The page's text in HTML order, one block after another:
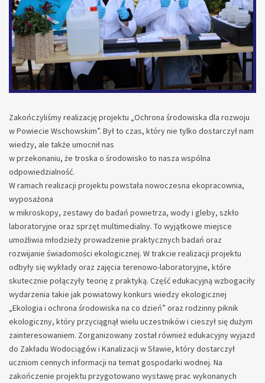
Zakończyliśmy realizację projektu „Ochrona środowiska dla rozwoju
w Powiecie Wschowskim”. Był to czas, który nie tylko dostarczył nam
wiedzy, ale także umocnił nas
w przekonaniu, że troska o środowisko to nasza wspólna
odpowiedzialność.
W ramach realizacji projektu powstała nowoczesna ekopracownia,
wyposażona
w mikroskopy, zestawy do badań powietrza, wody i gleby, szkło
laboratoryjne oraz sprzęt multimedialny. To wyjątkowe miejsce
umożliwia młodzieży prowadzenie praktycznych badań oraz
rozwijanie świadomości ekologicznej. W trakcie realizacji projektu
odbyły się wykłady oraz zajęcia terenowo-laboratoryjne, które
skutecznie połączyły teorię z praktyką. Część edukacyjną wzbogaciły
wydarzenia takie jak powiatowy konkurs wiedzy ekologicznej
„Ekologia i ochrona środowiska na co dzień” oraz rodzinny piknik
ekologiczny, który przyciągnął wielu uczestników i cieszył się dużym
zainteresowaniem. Zorganizowany został również edukacyjny wyjazd
do Zakładu Wodociągów i Kanalizacji w Sławie, który dostarczył
uczniom cennych informacji na temat gospodarki wodnej. Na
zakończenie projektu przygotowano wystawę prac wykonanych